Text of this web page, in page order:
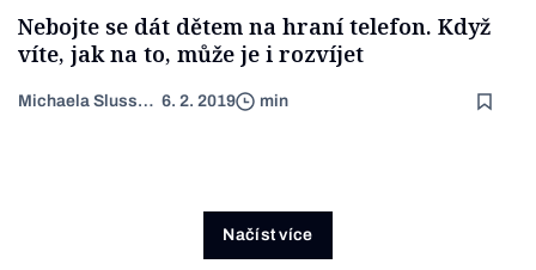
Nebojte se dát dětem na hraní telefon. Když
víte, jak na to, může je i rozvíjet
Michaela Slussareff 6. 2. 2019 min
Načíst více